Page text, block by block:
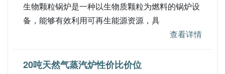
生物颗粒锅炉是一种以生物质颗粒为燃料的锅炉设
备，能够有效利用可再生能源资源，具
查看详情
20吨天然气蒸汽炉性价比价位